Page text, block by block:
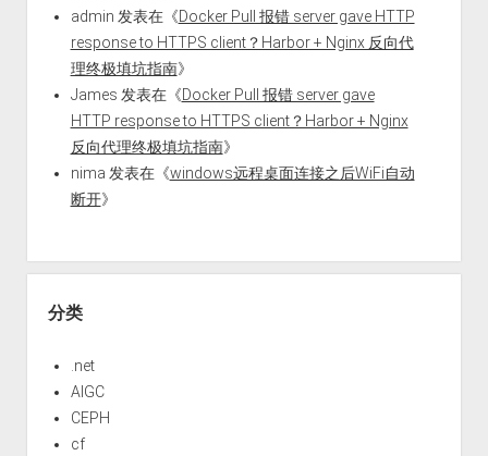
admin 发表在《Docker Pull 报错 server gave HTTP
response to HTTPS client？Harbor + Nginx 反向代
理终极填坑指南》
James 发表在《Docker Pull 报错 server gave
HTTP response to HTTPS client？Harbor + Nginx
反向代理终极填坑指南》
nima 发表在《windows远程桌面连接之后WiFi自动
断开》
分类
.net
AIGC
CEPH
cf